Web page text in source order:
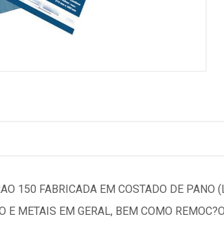
150 FABRICADA EM COSTADO DE
E METAIS EM GERAL, BEM COMO